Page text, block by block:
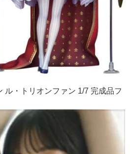
ル・トリオンファン 1/7 完成品フ